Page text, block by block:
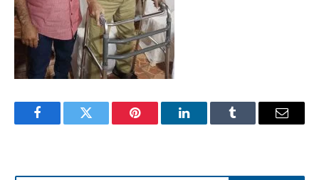
FacebookTwitter Pinterest LinkedInTumblr Email